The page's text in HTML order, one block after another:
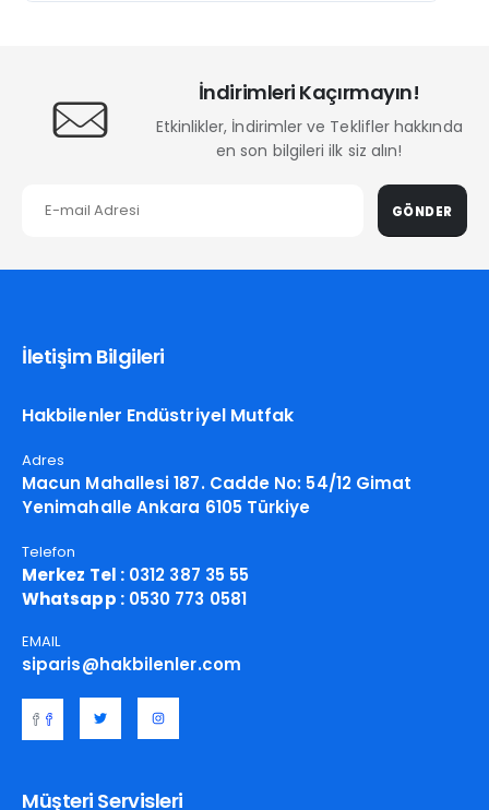
İndirimleri Kaçırmayın!
Etkinlikler, İndirimler ve Teklifler hakkında
en son bilgileri ilk siz alın!
GÖNDER
İletişim Bilgileri
Hakbilenler Endüstriyel Mutfak
Adres
Macun Mahallesi 187. Cadde No: 54/12 Gimat
Yenimahalle Ankara 6105 Türkiye
Telefon
Merkez Tel :0312 387 35 55
Whatsapp :0530 773 0581
EMAIL
siparis@hakbilenler.com
Müşteri Servisleri